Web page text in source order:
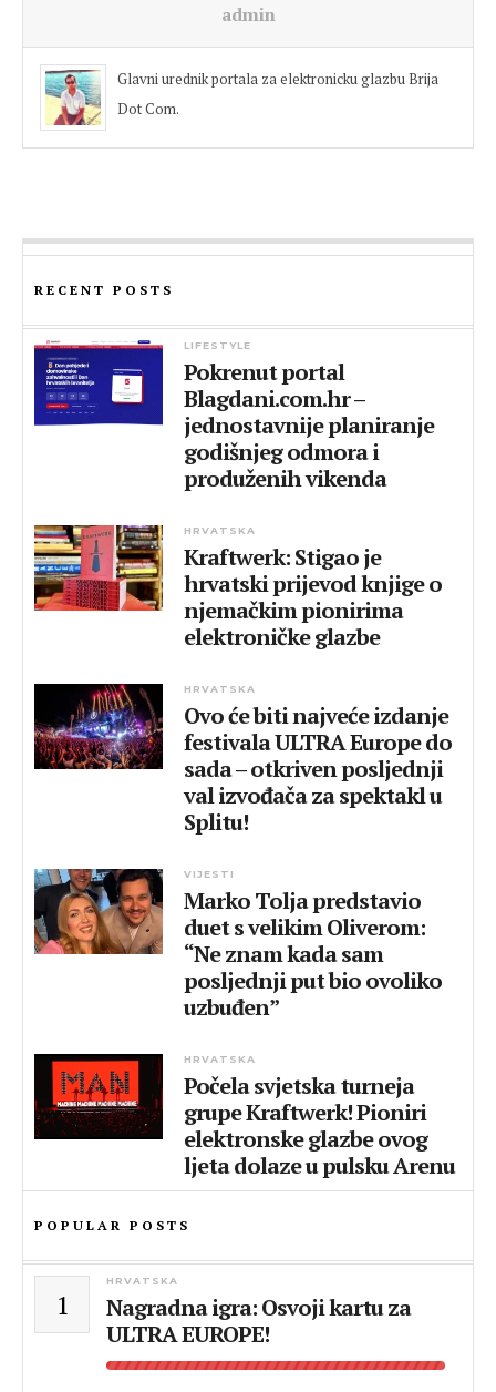
admin
Glavni urednik portala za elektronicku glazbu Brija
Dot Com.
RECENT POSTS
LIFESTYLE
Pokrenut portal
Blagdani.com.hr –
jednostavnije planiranje
godišnjeg odmora i
produženih vikenda
HRVATSKA
Kraftwerk: Stigao je
hrvatski prijevod knjige o
njemačkim pionirima
elektroničke glazbe
HRVATSKA
Ovo će biti najveće izdanje
festivala ULTRA Europe do
sada – otkriven posljednji
val izvođača za spektakl u
Splitu!
VIJESTI
Marko Tolja predstavio
duet s velikim Oliverom:
“Ne znam kada sam
posljednji put bio ovoliko
uzbuđen”
HRVATSKA
Počela svjetska turneja
grupe Kraftwerk! Pioniri
elektronske glazbe ovog
ljeta dolaze u pulsku Arenu
POPULAR POSTS
1
HRVATSKA
Nagradna igra: Osvoji kartu za
ULTRA EUROPE!